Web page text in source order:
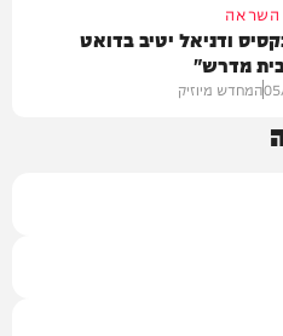
ודניאל יטיב בדואט
מדרש"
המחדש מיוזיק